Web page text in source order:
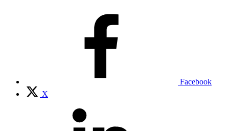
Facebook
X